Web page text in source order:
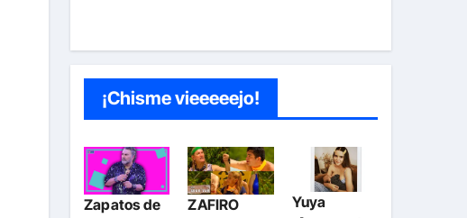
¡Chisme vieeeeejo!
Zapatos de
ZAFIRO
Yuya